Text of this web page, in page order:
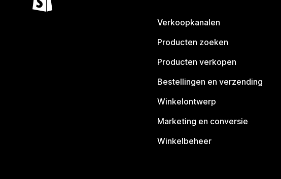
Verkoopkanalen
Producten zoeken
Producten verkopen
Bestellingen en verzending
Winkelontwerp
Marketing en conversie
Winkelbeheer